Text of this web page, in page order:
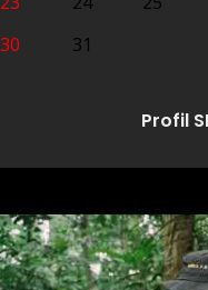
30
31
Profil